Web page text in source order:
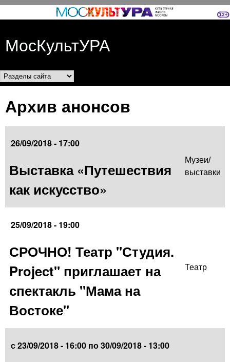
Перейти к основному
МосКультУРА
Разделы сайта
Архив анонсов
26/09/2018 - 17:00
Выставка «Путешествия
как искусство»
Музеи/
выставки
25/09/2018 - 19:00
СРОЧНО! Театр "Студия.
Project" приглашает на
спектакль "Мама на
Востоке"
Театр
с23/09/2018 - 16:00 по30/09/2018 - 13:00